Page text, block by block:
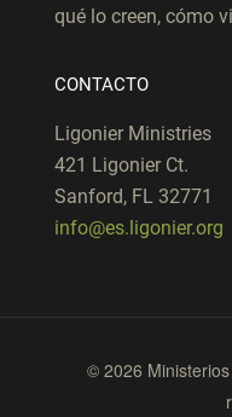
qué lo creen, cómo
CONTACTO
Ligonier Ministries
421 Ligonier Ct.
Sanford, FL 32771
info@es.ligonier.org
© 2026